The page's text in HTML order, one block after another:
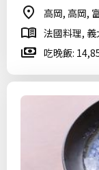
高岡, 高岡,
法國料理,
吃晚飯: